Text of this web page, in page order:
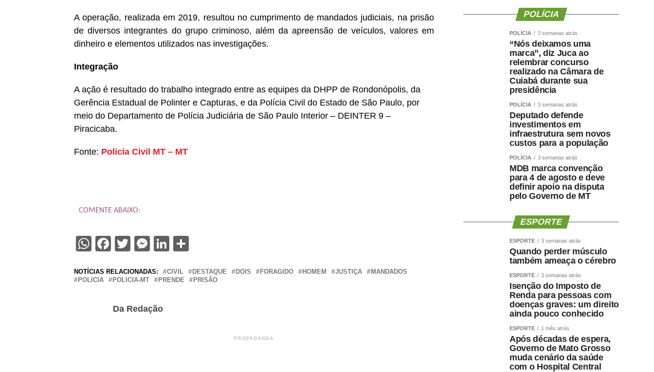
A operação, realizada em 2019, resultou no cumprimento de mandados judiciais, na prisão
de diversos integrantes do grupo criminoso, além da apreensão de veículos, valores em
dinheiro e elementos utilizados nas investigações.
Integração
A ação é resultado do trabalho integrado entre as equipes da DHPP de Rondonópolis, da
Gerência Estadual de Polinter e Capturas, e da Polícia Civil do Estado de São Paulo, por
meio do Departamento de Polícia Judiciária de São Paulo Interior – DEINTER 9 –
Piracicaba.
Fonte: Policia Civil MT – MT
COMENTE ABAIXO:
WhatsApp
Facebook
Twitter
Messenger
LinkedIn
NOTÍCIAS RELACIONADAS: CIVIL DESTAQUE DOIS FORAGIDO HOMEM JUSTIÇA
MANDADOS
POLICIA
POLICIA-MT PRENDE PRISÃO
Da Redação
PROPAGANDA
POLÍCIA
POLÍCIA 3 semanas atrás
“Nós deixamos uma
marca”, diz Juca ao
relembrar concurso
realizado na Câmara de
Cuiabá durante sua
presidência
POLÍCIA 3 semanas atrás
Deputado defende
investimentos em
infraestrutura sem novos
custos para a população
POLÍCIA 3 semanas atrás
MDB marca convenção
para 4 de agosto e deve
definir apoio na disputa
pelo Governo de MT
ESPORTE
ESPORTE 3 semanas atrás
Quando perder músculo
também ameaça o cérebro
ESPORTE 3 semanas atrás
Isenção do Imposto de
Renda para pessoas com
doenças graves: um direito
ainda pouco conhecido
ESPORTE 1 mês atrás
Após décadas de espera,
Governo de Mato Grosso
muda cenário da saúde
com o Hospital Central